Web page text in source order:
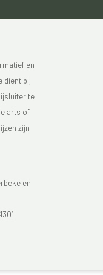
en
dient bij
te
arts of
zijn
en